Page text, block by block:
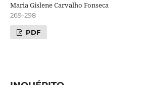
Maria Gislene Carvalho Fonseca
269-298
PDF